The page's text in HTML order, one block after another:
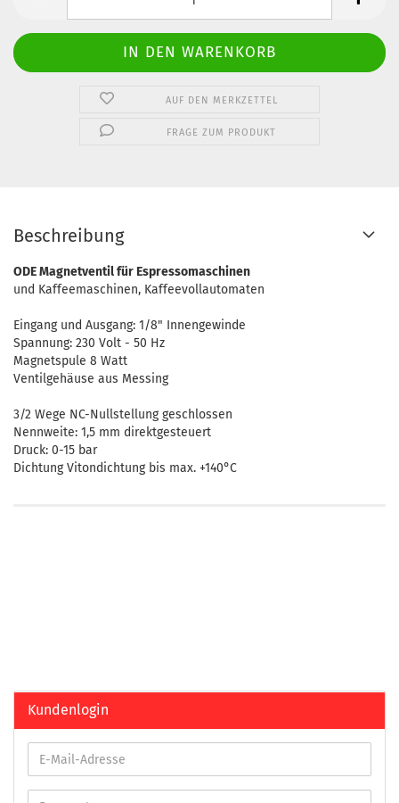
AUF DEN MERKZETTEL
FRAGE ZUM PRODUKT
Beschreibung
ODE Magnetventil für Espressomaschinen
und Kaffeemaschinen, Kaffeevollautomaten
Eingang und Ausgang: 1/8" Innengewinde
Spannung: 230 Volt - 50 Hz
Magnetspule 8 Watt
Ventilgehäuse aus Messing
3/2 Wege NC-Nullstellung geschlossen
Nennweite: 1,5 mm direktgesteuert
Druck: 0-15 bar
Dichtung Vitondichtung bis max. +140°C
Kundenlogin